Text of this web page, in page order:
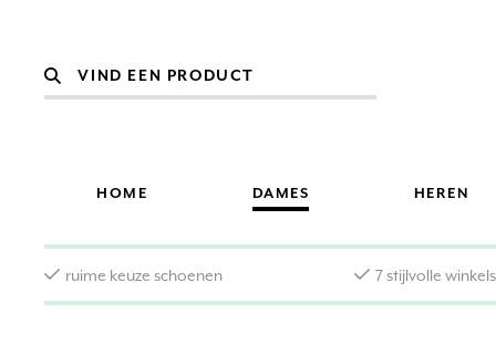
HOME DAMES HEREN
ruime keuze schoenen 7 stijlvolle winkels